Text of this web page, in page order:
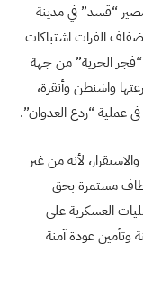
“قسد” في مدينة
الفرات اشتباكات
الحرية” من جهة
واشنطن وأنقرة،
عملية “ردع العدوان”.
لأنه من غير
مستمرة بحق
العسكرية على
وتأمين عودة آمنة